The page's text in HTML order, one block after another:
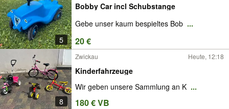
5
Bobby Car incl Schubstange
Gebe unser kaum bespieltes Bob ...
20 €
8
Zwickau Heute, 12:18
Kinderfahrzeuge
Wir geben unsere Sammlung an K ...
180 € VB